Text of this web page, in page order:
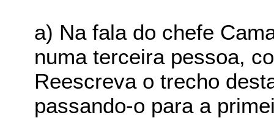
a) Na fala do chefe
numa terceira pessoa,
Reescreva o trecho
passando-o para a